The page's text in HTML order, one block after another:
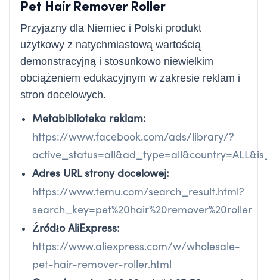
Pet Hair Remover Roller
Przyjazny dla Niemiec i Polski produkt
użytkowy z natychmiastową wartością
demonstracyjną i stosunkowo niewielkim
obciążeniem edukacyjnym w zakresie reklam i
stron docelowych.
Metabiblioteka reklam:
https://www.facebook.com/ads/library/?
Adres URL strony docelowej:
https://www.temu.com/search_result.html?
search_key=pet%20hair%20remover%20roller
Źródło AliExpress:
https://www.aliexpress.com/w/wholesale-
pet-hair-remover-roller.html